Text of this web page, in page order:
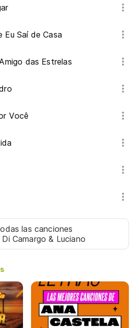
Eu Saí de Casa
das Estrelas
Você
las canciones
Camargo & Luciano